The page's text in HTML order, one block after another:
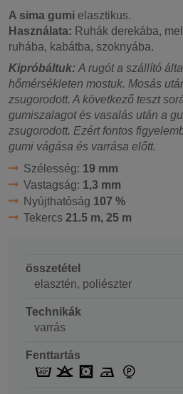
A sima gumi elasztikus.
Használata: Ruhák derekába,
ruhába, kabátba, szoknyába.
Kipróbáltuk: A rugót a szállító
hőmérsékleten mostuk. Mosás
zsugorodott. A következő teszt
gumiszalagot és vasalás után a
zsugorodott. Ezért fontos
gumi vágása és varrása előtt.
Szélesség: 19 mm
Vastagság: 1,3 mm
Nyújthatóság 107 %
Tekercs 21.5 m, 25 m
összetétel
elasztén, poliészter
Technikák
varrás
Fenttartás